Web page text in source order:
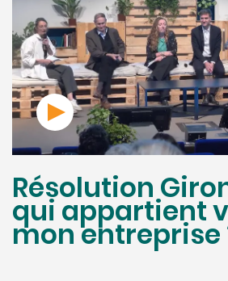
Résolution
qui appartient
mon entreprise